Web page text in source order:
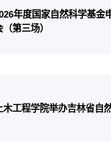
年度国家自然科学基金
（第三场）
木工程学院举办吉林省自